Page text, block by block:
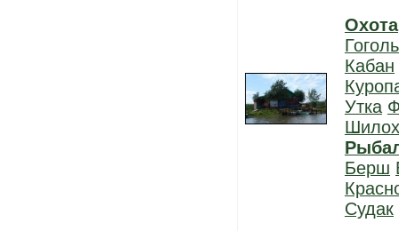
Охота
Гоголь
Кабан
Утка
Берш
Судак